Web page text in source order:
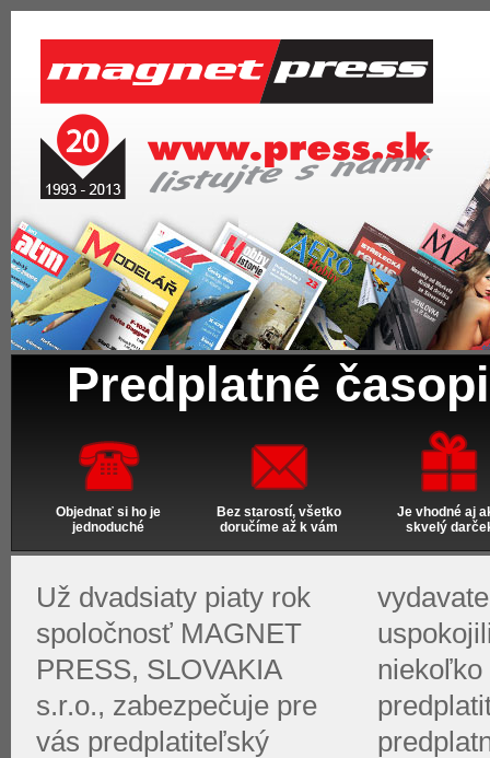
Predplatné
Objednať si ho je
jednoduché
Bez starostí, všetko
doručíme až k vám
Je vhodné aj
skvelý
Už dvadsiaty piaty rok
spoločnosť MAGNET
PRESS, SLOVAKIA
s.r.o., zabezpečuje pre
vás predplatiteľský